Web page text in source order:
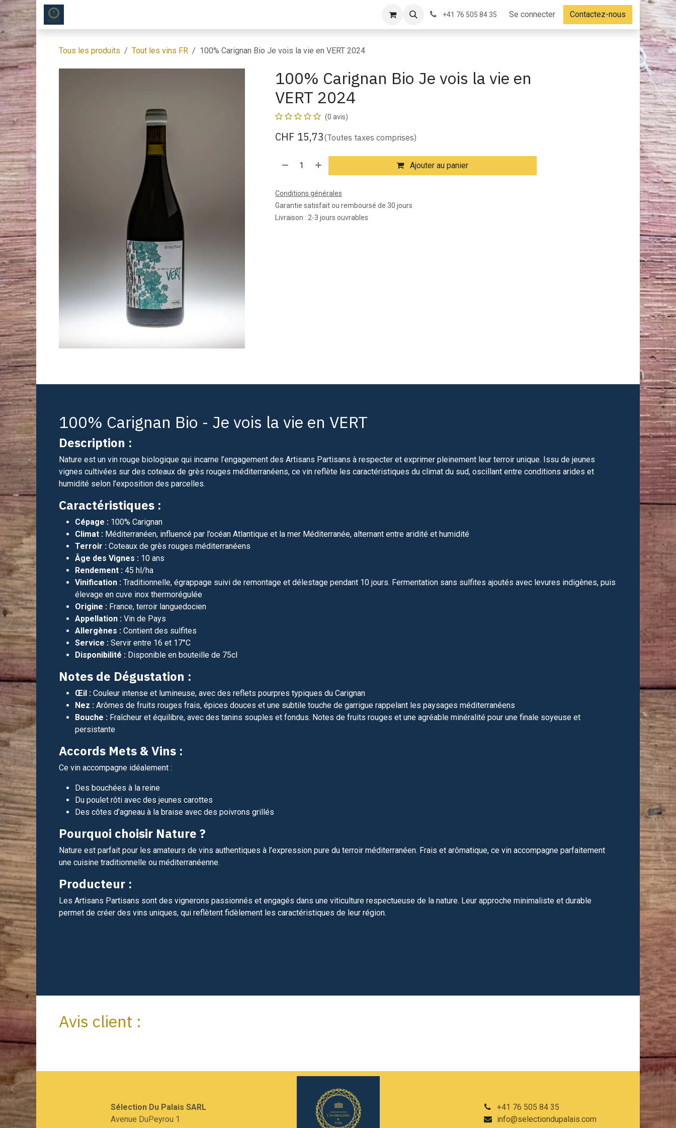
Se rendre au contenu
+41 76 505 84 35 Se connecter Contactez-nous
Tous les produits Tout les vins FR 100% Carignan Bio Je vois la vie en VERT 2024
100% Carignan Bio Je vois la vie en
VERT 2024
(0 avis)
CHF 15,73(Toutes taxes comprises)
Ajouter au panier
Conditions générales
Garantie satisfait ou remboursé de 30 jours
Livraison : 2-3 jours ouvrables
100% Carignan Bio - Je vois la vie en VERT
Description :
Nature est un vin rouge biologique qui incarne l’engagement des Artisans Partisans à respecter et exprimer pleinement leur terroir unique. Issu de jeunes
vignes cultivées sur des coteaux de grès rouges méditerranéens, ce vin reflète les caractéristiques du climat du sud, oscillant entre conditions arides et
humidité selon l’exposition des parcelles.
Caractéristiques :
Cépage : 100% Carignan
Climat : Méditerranéen, influencé par l’océan Atlantique et la mer Méditerranée, alternant entre aridité et humidité
Terroir : Coteaux de grès rouges méditerranéens
Âge des Vignes : 10 ans
Rendement : 45 hl/ha
Vinification : Traditionnelle, égrappage suivi de remontage et délestage pendant 10 jours. Fermentation sans sulfites ajoutés avec levures indigènes, puis
élevage en cuve inox thermorégulée
Origine : France, terroir languedocien
Appellation : Vin de Pays
Allergènes : Contient des sulfites
Service : Servir entre 16 et 17°C
Disponibilité : Disponible en bouteille de 75cl
Notes de Dégustation :
Œil : Couleur intense et lumineuse, avec des reflets pourpres typiques du Carignan
Nez : Arômes de fruits rouges frais, épices douces et une subtile touche de garrigue rappelant les paysages méditerranéens
Bouche : Fraîcheur et équilibre, avec des tanins souples et fondus. Notes de fruits rouges et une agréable minéralité pour une finale soyeuse et
persistante
Accords Mets & Vins :
Ce vin accompagne idéalement :
Des bouchées à la reine
Du poulet rôti avec des jeunes carottes
Des côtes d’agneau à la braise avec des poivrons grillés
Pourquoi choisir Nature ?
Nature est parfait pour les amateurs de vins authentiques à l’expression pure du terroir méditerranéen. Frais et arômatique, ce vin accompagne parfaitement
une cuisine traditionnelle ou méditerranéenne.
Producteur :
Les Artisans Partisans sont des vignerons passionnés et engagés dans une viticulture respectueuse de la nature. Leur approche minimaliste et durable
permet de créer des vins uniques, qui reflètent fidèlement les caractéristiques de leur région.
Avis client :
+41 76 505 84 35
info@selectiondupalais.com
Sélection Du Palais SARL​
Avenue DuPeyrou 1